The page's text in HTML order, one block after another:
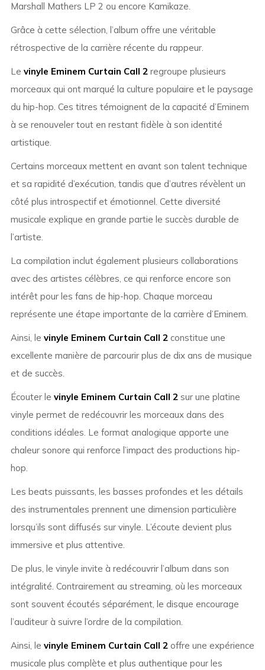
Marshall Mathers LP 2 ou encore Kamikaze.
Grâce à cette sélection, l’album offre une véritable
rétrospective de la carrière récente du rappeur.
Le vinyle Eminem Curtain Call 2regroupe plusieurs
morceaux qui ont marqué la culture populaire et le paysage
du hip-hop. Ces titres témoignent de la capacité d’Eminem
à se renouveler tout en restant fidèle à son identité
artistique.
Certains morceaux mettent en avant son talent technique
et sa rapidité d’exécution, tandis que d’autres révèlent un
côté plus introspectif et émotionnel. Cette diversité
musicale explique en grande partie le succès durable de
l’artiste.
La compilation inclut également plusieurs collaborations
avec des artistes célèbres, ce qui renforce encore son
intérêt pour les fans de hip-hop. Chaque morceau
représente une étape importante de la carrière d’Eminem.
Ainsi, le vinyle Eminem Curtain Call 2constitue une
excellente manière de parcourir plus de dix ans de musique
et de succès.
Écouter le vinyle Eminem Curtain Call 2sur une platine
vinyle permet de redécouvrir les morceaux dans des
conditions idéales. Le format analogique apporte une
chaleur sonore qui renforce l’impact des productions hip-
hop.
Les beats puissants, les basses profondes et les détails
des instrumentales prennent une dimension particulière
lorsqu’ils sont diffusés sur vinyle. L’écoute devient plus
immersive et plus attentive.
De plus, le vinyle invite à redécouvrir l’album dans son
intégralité. Contrairement au streaming, où les morceaux
sont souvent écoutés séparément, le disque encourage
l’auditeur à suivre l’ordre de la compilation.
Ainsi, le vinyle Eminem Curtain Call 2offre une expérience
musicale plus complète et plus authentique pour les